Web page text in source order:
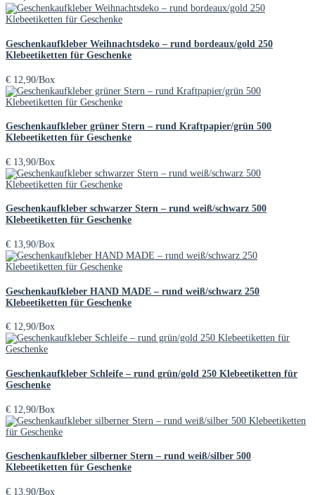
Geschenkaufkleber Weihnachtsdeko – rund bordeaux/gold 250
Klebeetiketten für Geschenke
€ 12,90/Box
Geschenkaufkleber grüner Stern – rund Kraftpapier/grün 500
Klebeetiketten für Geschenke
€ 13,90/Box
Geschenkaufkleber schwarzer Stern – rund weiß/schwarz 500
Klebeetiketten für Geschenke
€ 13,90/Box
Geschenkaufkleber HAND MADE – rund weiß/schwarz 250
Klebeetiketten für Geschenke
€ 12,90/Box
Geschenkaufkleber Schleife – rund grün/gold 250 Klebeetiketten für
Geschenke
€ 12,90/Box
Geschenkaufkleber silberner Stern – rund weiß/silber 500
Klebeetiketten für Geschenke
€ 13,90/Box